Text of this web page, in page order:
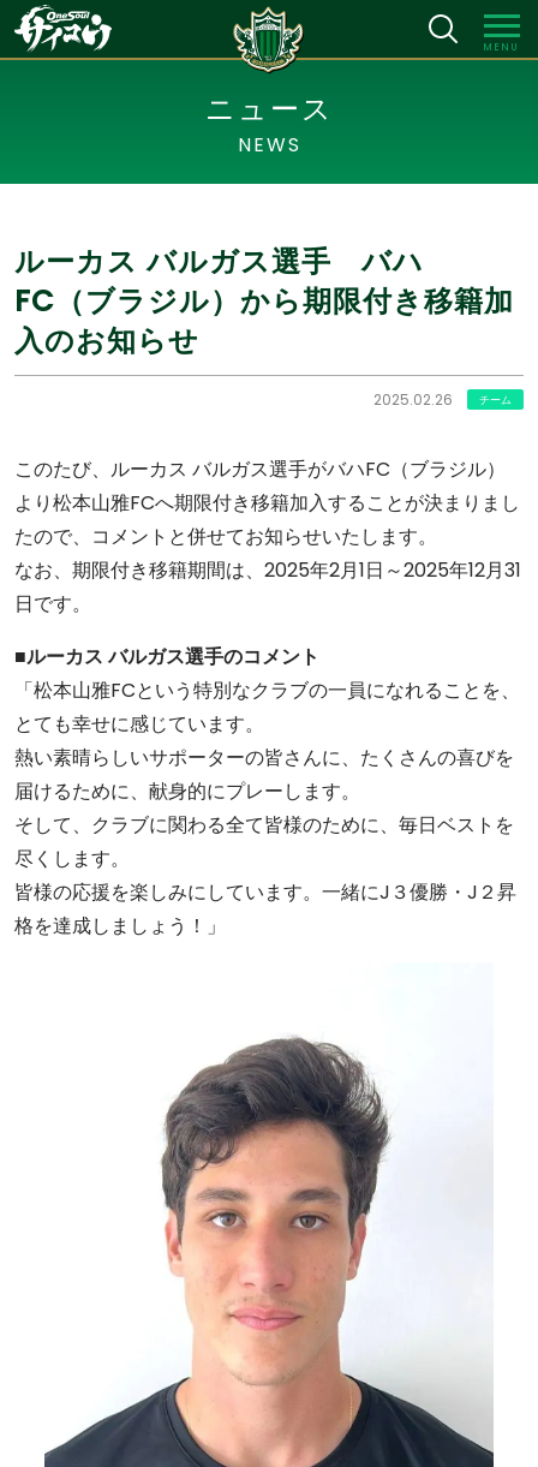
MENU
ニュース
NEWS
ルーカス バルガス選手 バハ
FC（ブラジル）から期限付き移籍加
入のお知らせ
2025.02.26 チーム
このたび、ルーカス バルガス選手がバハFC（ブラジル）
より松本山雅FCへ期限付き移籍加入することが決まりまし
たので、コメントと併せてお知らせいたします。
なお、期限付き移籍期間は、2025年2月1日～2025年12月31
日です。
■ルーカス バルガス選手のコメント
「松本山雅FCという特別なクラブの一員になれることを、
とても幸せに感じています。
熱い素晴らしいサポーターの皆さんに、たくさんの喜びを
届けるために、献身的にプレーします。
そして、クラブに関わる全て皆様のために、毎日ベストを
尽くします。
皆様の応援を楽しみにしています。一緒にJ３優勝・J２昇
格を達成しましょう！」